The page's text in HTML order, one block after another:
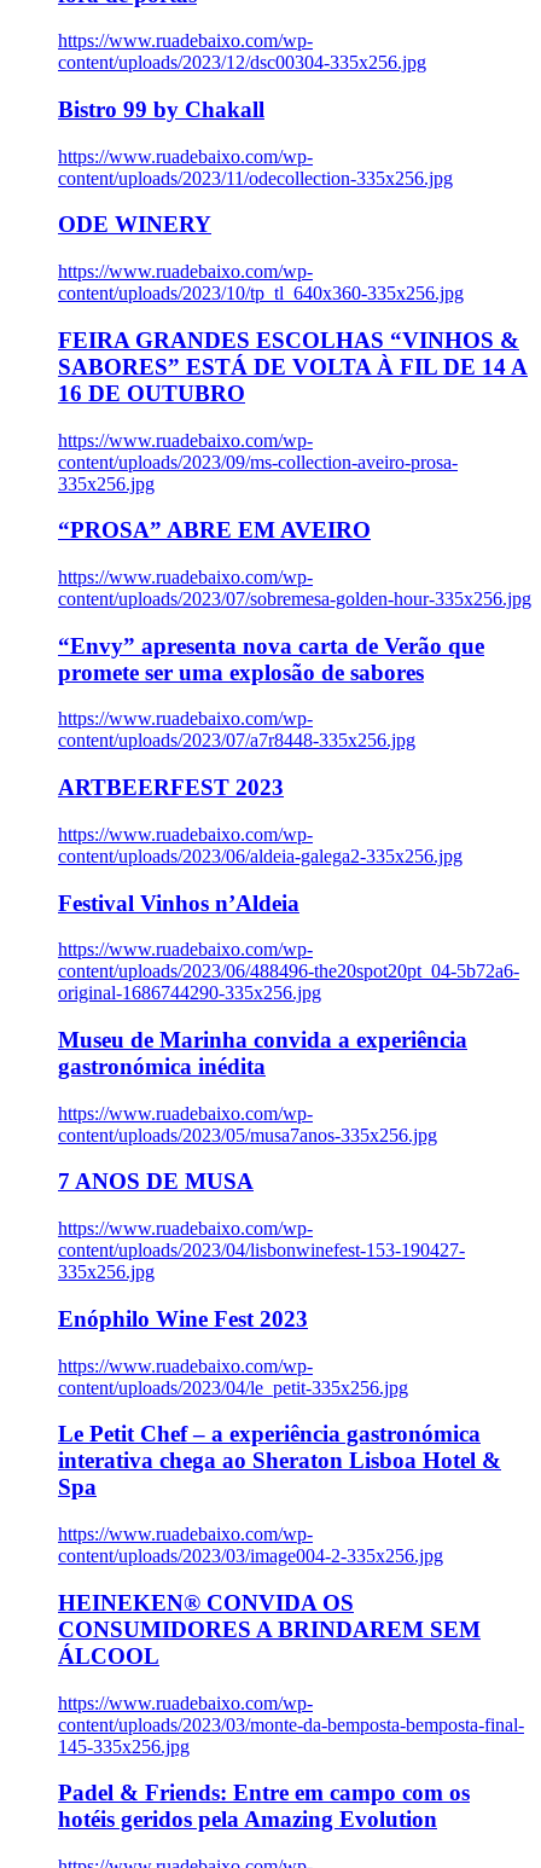
https://www.ruadebaixo.com/wp-
content/uploads/2023/12/dsc00304-335x256.jpg
Bistro 99 by Chakall
https://www.ruadebaixo.com/wp-
content/uploads/2023/11/odecollection-335x256.jpg
ODE WINERY
https://www.ruadebaixo.com/wp-
content/uploads/2023/10/tp_tl_640x360-335x256.jpg
FEIRA GRANDES ESCOLHAS “VINHOS &
SABORES” ESTÁ DE VOLTA À FIL DE 14 A
16 DE OUTUBRO
https://www.ruadebaixo.com/wp-
content/uploads/2023/09/ms-collection-aveiro-prosa-
335x256.jpg
“PROSA” ABRE EM AVEIRO
https://www.ruadebaixo.com/wp-
content/uploads/2023/07/sobremesa-golden-hour-335x256.jpg
“Envy” apresenta nova carta de Verão que
promete ser uma explosão de sabores
https://www.ruadebaixo.com/wp-
content/uploads/2023/07/a7r8448-335x256.jpg
ARTBEERFEST 2023
https://www.ruadebaixo.com/wp-
content/uploads/2023/06/aldeia-galega2-335x256.jpg
Festival Vinhos n’Aldeia
https://www.ruadebaixo.com/wp-
content/uploads/2023/06/488496-the20spot20pt_04-5b72a6-
original-1686744290-335x256.jpg
Museu de Marinha convida a experiência
gastronómica inédita
https://www.ruadebaixo.com/wp-
content/uploads/2023/05/musa7anos-335x256.jpg
7 ANOS DE MUSA
https://www.ruadebaixo.com/wp-
content/uploads/2023/04/lisbonwinefest-153-190427-
335x256.jpg
Enóphilo Wine Fest 2023
https://www.ruadebaixo.com/wp-
content/uploads/2023/04/le_petit-335x256.jpg
Le Petit Chef – a experiência gastronómica
interativa chega ao Sheraton Lisboa Hotel &
Spa
https://www.ruadebaixo.com/wp-
content/uploads/2023/03/image004-2-335x256.jpg
HEINEKEN® CONVIDA OS
CONSUMIDORES A BRINDAREM SEM
ÁLCOOL
https://www.ruadebaixo.com/wp-
content/uploads/2023/03/monte-da-bemposta-bemposta-final-
145-335x256.jpg
Padel & Friends: Entre em campo com os
hotéis geridos pela Amazing Evolution